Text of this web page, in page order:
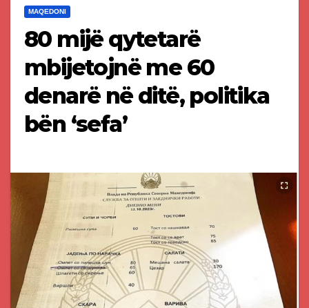
MAQEDONI
80 mijë qytetarë
mbijetojnë me 60
denarë në ditë, politika
bën ‘sefa’